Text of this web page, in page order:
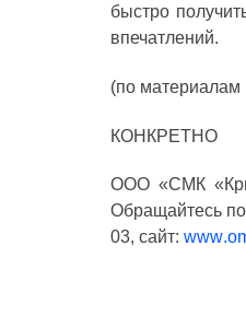
быстро
впечатлений.
(по материалам
КОНКРЕТНО
ООО «СМК
Обращайтесь
03, сайт:www.